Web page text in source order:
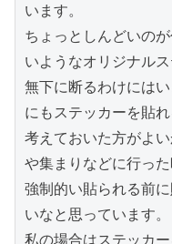
います。
ちょっとしんどいの
いようなオリジナルス
無下に断るわけには
にもステッカーを貼
考えておいた方がよ
や集まりなどに行っ
強制的い貼られる前
いなと思っています。
私の場合はステッカ